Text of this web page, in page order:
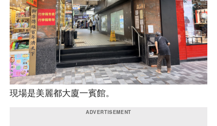
現場是美麗都大廈一賓館。